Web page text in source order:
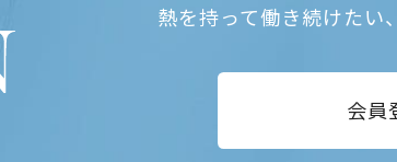
熱を持って働き続けたい
会員